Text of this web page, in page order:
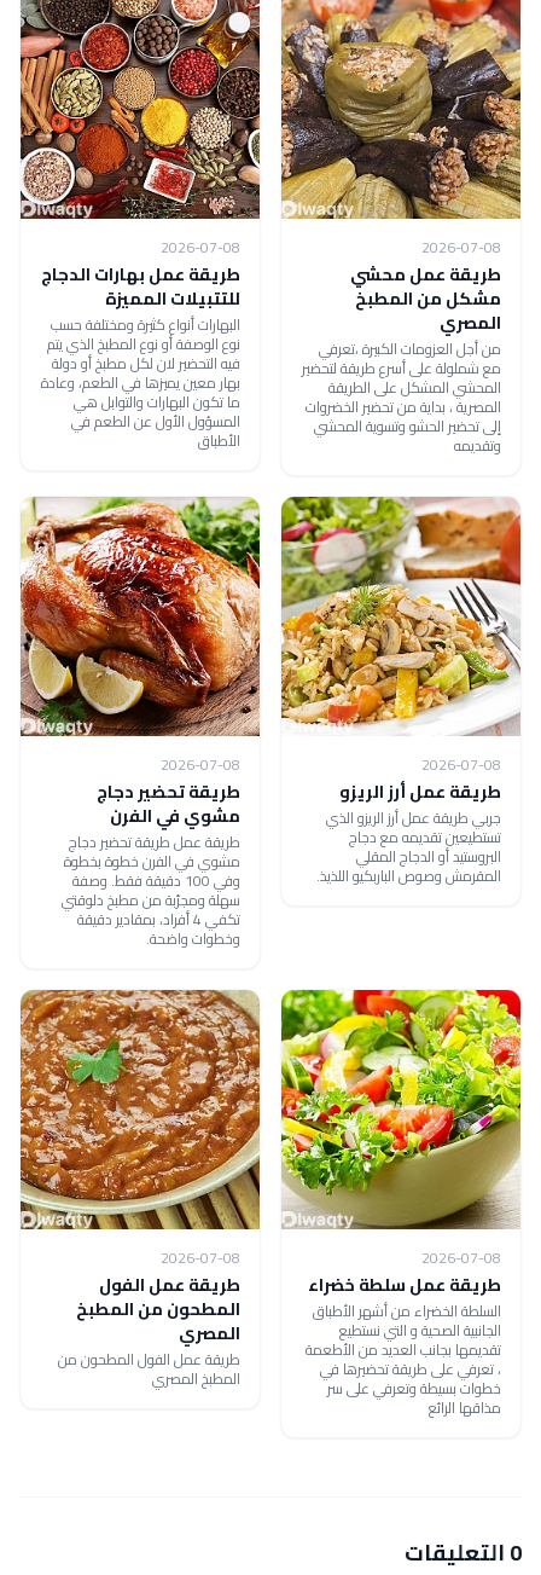
2026-07-08
طريقة عمل محشي
مشكل من المطبخ
المصري
من أجل العزومات الكبيرة ،تعرفي
مع شملولة على أسرع طريقة لتحضير
المحشي المشكل على الطريقة
المصرية ، بداية من تحضير الخضروات
إلى تحضير الحشو وتسوية المحشي
وتقديمه
2026-07-08
طريقة عمل بهارات الدجاج
للتتبيلات المميزة
البهارات أنواع كثيرة ومختلفة حسب
نوع الوصفة أو نوع المطبخ الذي يتم
فيه التحضير لان لكل مطبخ أو دولة
بهار معين يميزها في الطعم، وعادة
ما تكون البهارات والتوابل هي
المسؤول الأول عن الطعم في
الأطباق
2026-07-08
طريقة عمل أرز الريزو
جربي طريقة عمل أرز الريزو الذي
تستطيعين تقديمه مع دجاج
البروستيد أو الدجاج المقلي
المقرمش وصوص الباربكيو اللذيذ.
2026-07-08
طريقة تحضير دجاج
مشوي في الفرن
طريقة عمل طريقة تحضير دجاج
مشوي في الفرن خطوة بخطوة
وفي 100 دقيقة فقط. وصفة
سهلة ومجرّبة من مطبخ دلوقتي
تكفي 4 أفراد، بمقادير دقيقة
وخطوات واضحة.
2026-07-08
طريقة عمل سلطة خضراء
السلطة الخضراء من أشهر الأطباق
الجانبية الصحية و التي نستطيع
تقديمها بجانب العديد من الأطعمة
، تعرفي على طريقة تحضيرها في
خطوات بسيطة وتعرفي على سر
مذاقها الرائع
2026-07-08
طريقة عمل الفول
المطحون من المطبخ
المصري
طريقة عمل الفول المطحون من
المطبخ المصري
0 التعليقات